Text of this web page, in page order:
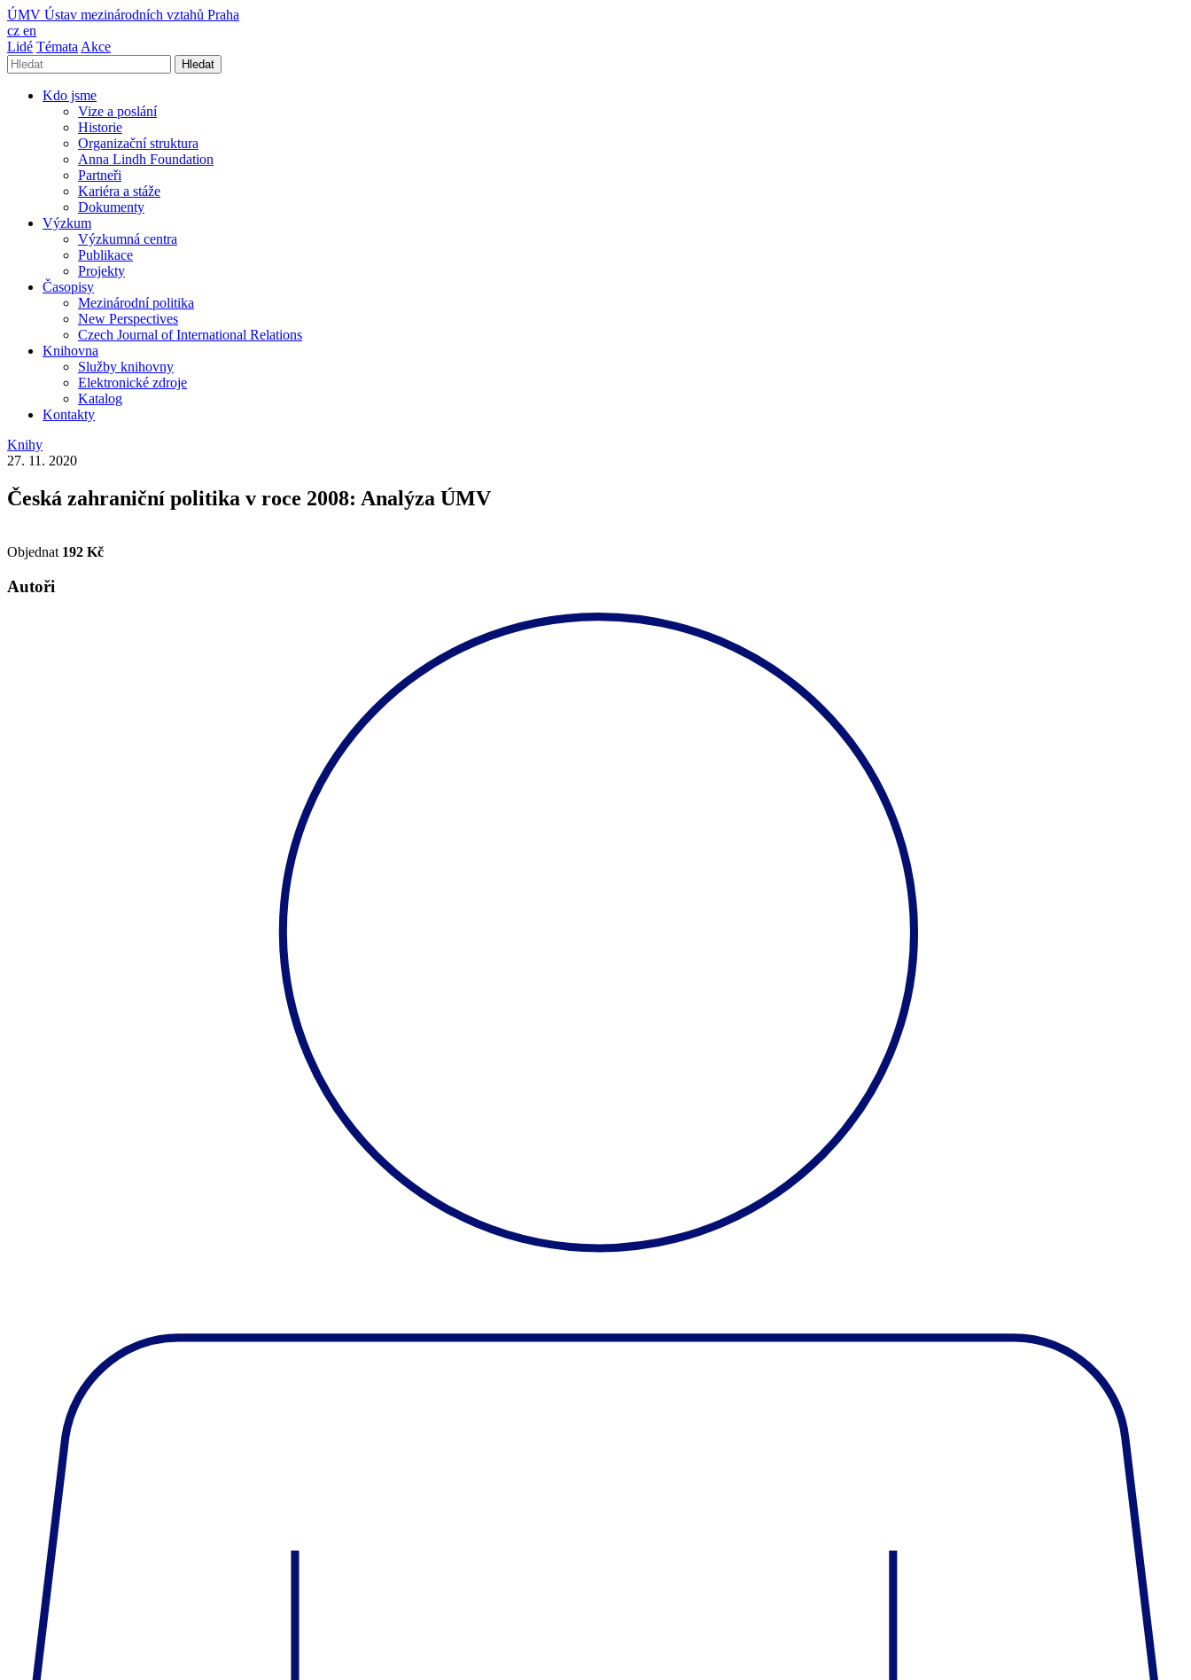
ÚMV Ústav mezinárodních vztahů Praha
cz en
Lidé Témata Akce
Hledat
Kdo jsme
Vize a poslání
Historie
Organizační struktura
Anna Lindh Foundation
Partneři
Kariéra a stáže
Dokumenty
Výzkum
Výzkumná centra
Publikace
Projekty
Časopisy
Mezinárodní politika
New Perspectives
Czech Journal of International Relations
Knihovna
Služby knihovny
Elektronické zdroje
Katalog
Kontakty
Knihy
27. 11. 2020
Česká zahraniční politika v roce 2008: Analýza ÚMV
Objednat 192 Kč
Autoři